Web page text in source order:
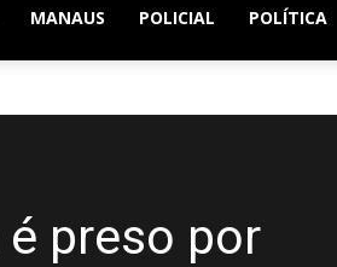
O
MANAUS POLICIAL POLÍTICA
preso por